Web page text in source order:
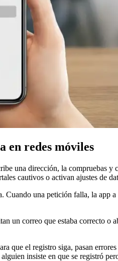
en redes móviles
una dirección, la compruebas
cautivos o activan ajustes
una petición falla, la app
un correo que estaba correcto
que el registro siga, pasan
insiste en que se registró